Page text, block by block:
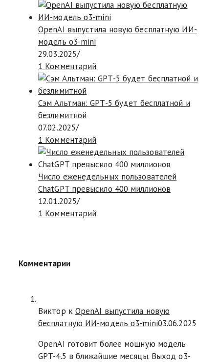
OpenAI выпустила новую бесплатную ИИ-
модель o3-mini
29.03.2025/
1 Комментарий
Сэм Альтман: GPT-5 будет бесплатной и
безлимитной
07.02.2025/
1 Комментарий
Число еженедельных пользователей
ChatGPT превысило 400 миллионов
12.01.2025/
1 Комментарий
Комментарии
Виктор к OpenAI выпустила новую
бесплатную ИИ-модель o3-mini03.06.2025
OpenAI готовит более мощную модель
GPT-4.5 в ближайшие месяцы. Выход o3-